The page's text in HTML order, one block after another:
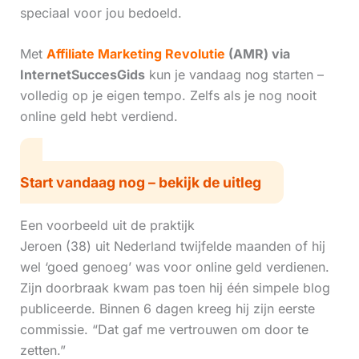
speciaal voor jou bedoeld.
Met Affiliate Marketing Revolutie (AMR) via
InternetSuccesGidskun je vandaag nog starten –
volledig op je eigen tempo. Zelfs als je nog nooit
online geld hebt verdiend.
Start vandaag nog – bekijk de uitleg
Een voorbeeld uit de praktijk
Jeroen (38) uit Nederland twijfelde maanden of hij
wel ‘goed genoeg’ was voor online geld verdienen.
Zijn doorbraak kwam pas toen hij één simpele blog
publiceerde. Binnen 6 dagen kreeg hij zijn eerste
commissie. “Dat gaf me vertrouwen om door te
zetten.”